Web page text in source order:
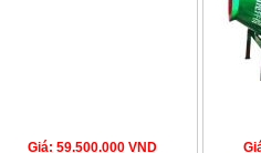
Giá: 59.500.000 VND